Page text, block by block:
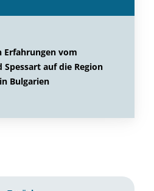
Erfahrungen vom
auf die Region
Bulgarien